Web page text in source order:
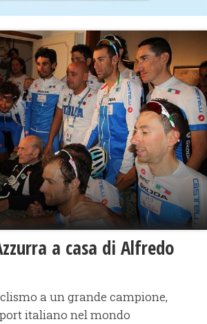
a casa di Alfredo
a un grande campione,
italiano nel mondo